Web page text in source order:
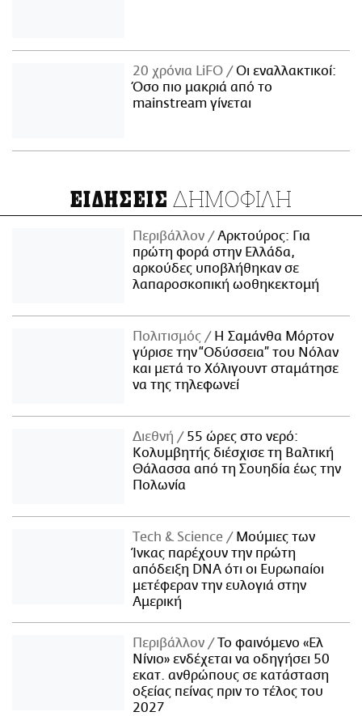
20 χρόνια LiFO
Οι εναλλακτικοί:
Όσο πιο μακριά από το
mainstream γίνεται
ΕΙΔΗΣΕΙΣ ΔΗΜΟΦΙΛΗ
Περιβάλλον
Αρκτούρος: Για
πρώτη φορά στην Ελλάδα,
αρκούδες υποβλήθηκαν σε
λαπαροσκοπική ωοθηκεκτομή
Πολιτισμός
Η Σαμάνθα Μόρτον
γύρισε την “Οδύσσεια” του Νόλαν
και μετά το Χόλιγουντ σταμάτησε
να της τηλεφωνεί
Διεθνή
55 ώρες στο νερό:
Κολυμβητής διέσχισε τη Βαλτική
Θάλασσα από τη Σουηδία έως την
Πολωνία
Τech & Science
Μούμιες των
Ίνκας παρέχουν την πρώτη
απόδειξη DNA ότι οι Ευρωπαίοι
μετέφεραν την ευλογιά στην
Αμερική
Περιβάλλον
Το φαινόμενο «Ελ
Νίνιο» ενδέχεται να οδηγήσει 50
εκατ. ανθρώπους σε κατάσταση
οξείας πείνας πριν το τέλος του
2027